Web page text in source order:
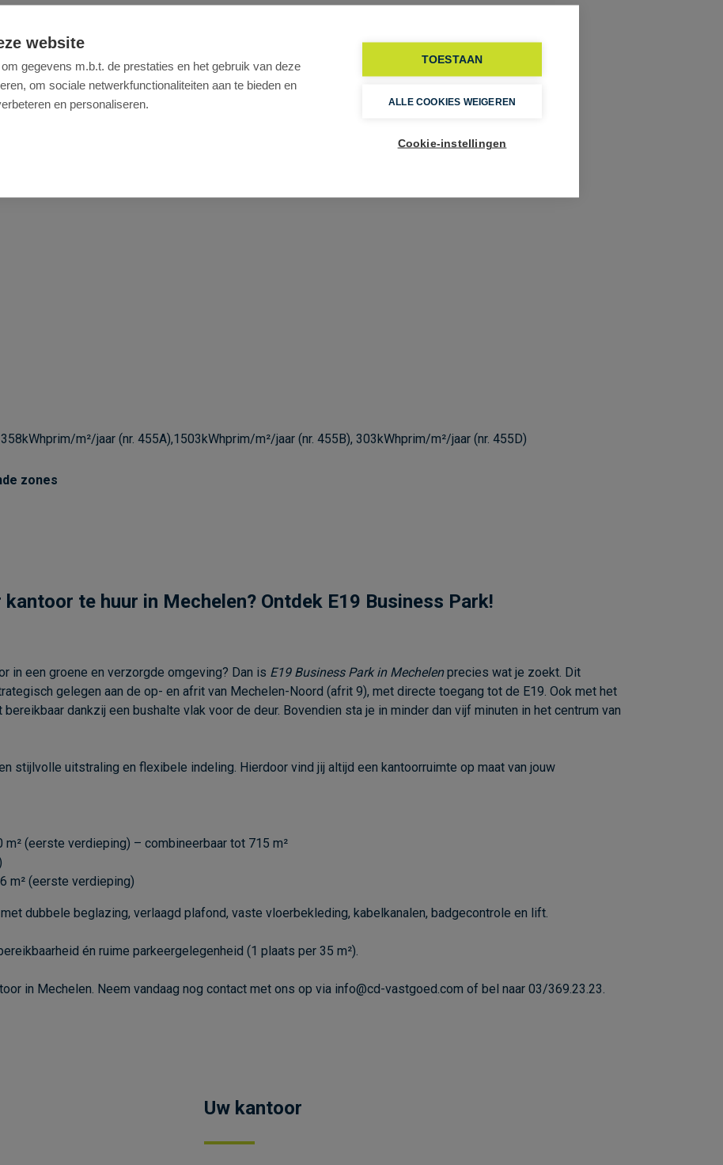
verlaagd plafond vasttapijt/tapijttegels
kitchenette
met badges/codeklavier
m²/jaar (nr. 455A),1503kWhprim/m²/jaar (nr. 455B), 303kWhprim/m²/jaar (nr. 455D)
zones
te huur in Mechelen? Ontdek E19 Business Park!
in een groene en verzorgde omgeving? Dan is E19 Business Park in Mechelenprecies wat je zoekt. Dit
gelegen aan de op- en afrit van Mechelen-Noord (afrit 9), met directe toegang tot de E19. Ook met het
dankzij een bushalte vlak voor de deur. Bovendien sta je in minder dan vijf minuten in het centrum van
stijlvolle uitstraling en flexibele indeling. Hierdoor vind jij altijd een kantoorruimte op maat van jouw
(eerste verdieping) – combineerbaar tot 715 m²
m² (eerste verdieping)
dubbele beglazing, verlaagd plafond, vaste vloerbekleding, kabelkanalen, badgecontrole en lift.
én ruime parkeergelegenheid (1 plaats per 35 m²).
in Mechelen. Neem vandaag nog contact met ons op via info@cd-vastgoed.com of bel naar 03/369.23.23.
Uw kantoor
website
gegevens m.b.t. de prestaties en het gebruik van deze
om sociale netwerkfunctionaliteiten aan te bieden en
en personaliseren.
TOESTAAN
ALLE COOKIES WEIGEREN
Cookie-instellingen